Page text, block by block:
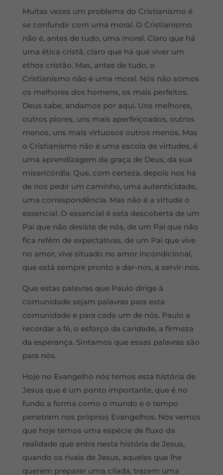
Muitas vezes um problema do Cristianismo é
se confundir com uma moral. O Cristianismo
não é, antes de tudo, uma moral. Claro que há
uma ética cristã, claro que há que viver um
ethos cristão. Mas, antes de tudo, o
Cristianismo não é uma moral. Nós não somos
os melhores dos homens, os mais perfeitos.
Deus sabe, andamos por aqui. Uns melhores,
outros piores, uns mais aperfeiçoados, outros
menos, uns mais virtuosos outros menos. Mas
o Cristianismo não é uma escola de virtudes, é
uma aprendizagem da graça de Deus, da sua
misericórdia. Que, com certeza, depois nos há
de nos pedir um caminho, uma autenticidade,
uma correspondência. Mas não é a virtude o
essencial. O essencial é esta descoberta de um
Pai que não desiste de nós, de um Pai que não
fica refém de expectativas, de um Pai que vive
no amor, vive situado no amor incondicional,
que está sempre pronto a dar-nos, a servir-nos.
Que estas palavras que Paulo dirige à
comunidade sejam palavras para esta
comunidade e para cada um de nós. Paulo a
recordar a fé, o esforço da caridade, a firmeza
da esperança. Sintamos que essas palavras são
para nós.
Hoje no Evangelho nós temos esta história de
Jesus que é um ponto importante, que é no
fundo a forma como o mundo e o tempo
penetram nos próprios Evangelhos. Nós vemos
que hoje temos uma espécie de fluxo da
realidade que entra nesta história de Jesus,
quando os rivais de Jesus, aqueles que lhe
querem preparar uma cilada, trazem uma